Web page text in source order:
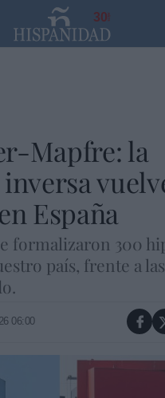
30
Mapfre: la
España
formalizaron 300
país, frente a
06:00